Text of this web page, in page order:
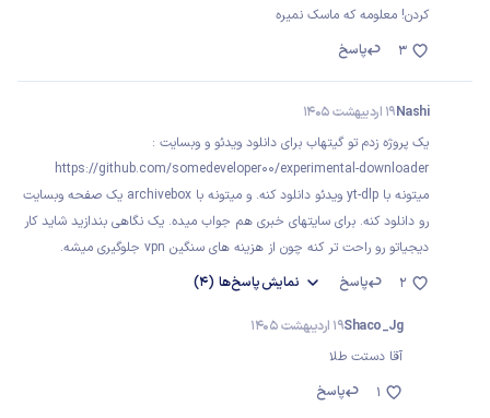
کردن! معلومه که ماسک نمیره
پاسخ
3
Nashi19 اردیبهشت 1405
یک پروژه زدم تو گیتهاب برای دانلود ویدئو و وبسایت :
https://github.com/somedeveloper00/experimental-downloader
میتونه با yt-dlp ویدئو دانلود کنه. و میتونه با archivebox یک صفحه وبسایت
رو دانلود کنه. برای سایتهای خبری هم جواب میده. یک نگاهی بندازید شاید کار
دیجیاتو رو راحت تر کنه چون از هزینه های سنگین vpn جلوگیری میشه.
پاسخ
نمایشپاسخ‌ها (4) 2
Shaco_Jg19 اردیبهشت 1405
آقا دستت طلا
پاسخ
1